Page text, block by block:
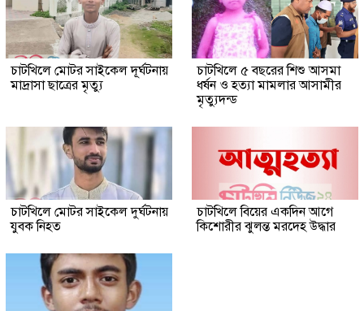
চাটখিলে মোটর সাইকেল দূর্ঘটনায়
মাদ্রাসা ছাত্রের মৃত্যু
চাটখিলে ৫ বছরের শিশু আসমা
ধর্ষন ও হত্যা মামলার আসামীর
মৃত্যুদন্ড
চাটখিলে মোটর সাইকেল দুর্ঘটনায়
যুবক নিহত
চাটখিলে বিয়ের একদিন আগে
কিশোরীর ঝুলন্ত মরদেহ উদ্ধার